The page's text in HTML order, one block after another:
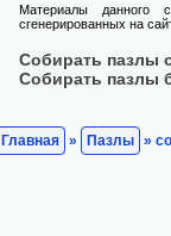
Материалы данного
сгенерированных на
Собирать пазлы
Собирать пазлы
Главная » Пазлы »